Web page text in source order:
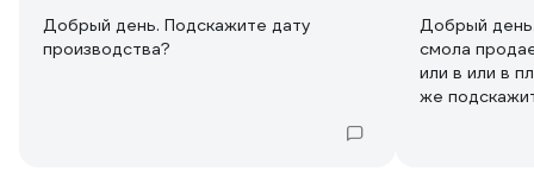
Добрый день. Подскажите дату
производства?
Добрый
смола
или в или в
же